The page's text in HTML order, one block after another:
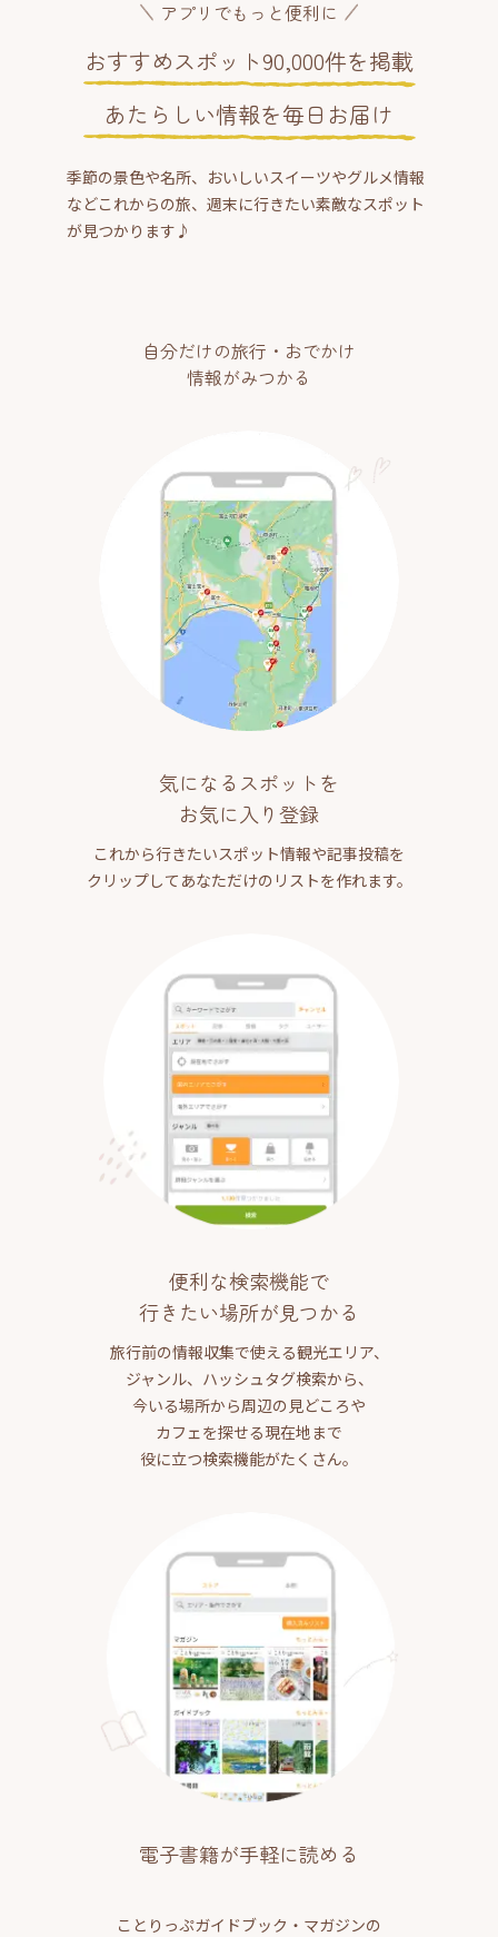
アプリでもっと便利に
おすすめスポット90,000件を掲載
あたらしい情報を毎日お届け
季節の景色や名所、おいしいスイーツやグルメ情報
などこれからの旅、週末に行きたい素敵なスポット
が見つかります♪
自分だけの旅行・おでかけ
情報がみつかる
気になるスポットを
お気に入り登録
これから行きたいスポット情報や記事投稿を
クリップしてあなただけのリストを作れます。
便利な検索機能で
行きたい場所が見つかる
旅行前の情報収集で使える観光エリア、
ジャンル、ハッシュタグ検索から、
今いる場所から周辺の見どころや
カフェを探せる現在地まで
役に立つ検索機能がたくさん。
電子書籍が手軽に読める
ことりっぷガイドブック・マガジンの